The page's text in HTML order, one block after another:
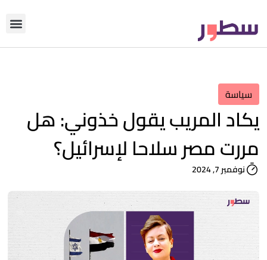
سياسة
يكاد المريب يقول خذوني: هل
مررت مصر سلاحا لإسرائيل؟
نوفمبر 7, 2024